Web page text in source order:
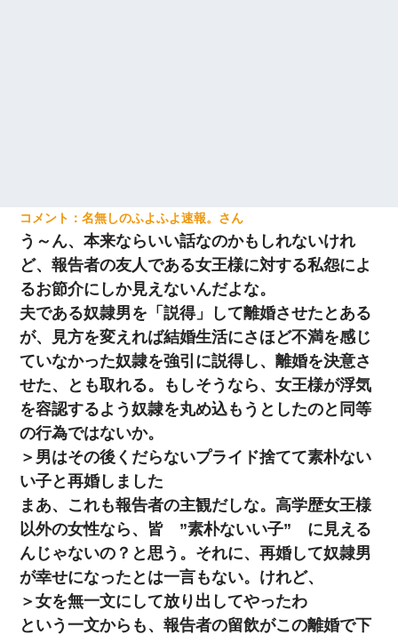
名無しのふよふよ速報。
う～ん、本来ならいい話なのかもしれないけれ
ど、報告者の友人である女王様に対する私怨によ
るお節介にしか見えないんだよな。
夫である奴隷男を「説得」して離婚させたとある
が、見方を変えれば結婚生活にさほど不満を感じ
ていなかった奴隷を強引に説得し、離婚を決意さ
せた、とも取れる。もしそうなら、女王様が浮気
を容認するよう奴隷を丸め込もうとしたのと同等
の行為ではないか。
＞男はその後くだらないプライド捨てて素朴ない
い子と再婚しました
まあ、これも報告者の主観だしな。高学歴女王様
以外の女性なら、皆 ”素朴ないい子” に見える
んじゃないの？と思う。それに、再婚して奴隷男
が幸せになったとは一言もない。けれど、
＞女を無一文にして放り出してやったわ
という一文からも、報告者の留飲がこの離婚で下